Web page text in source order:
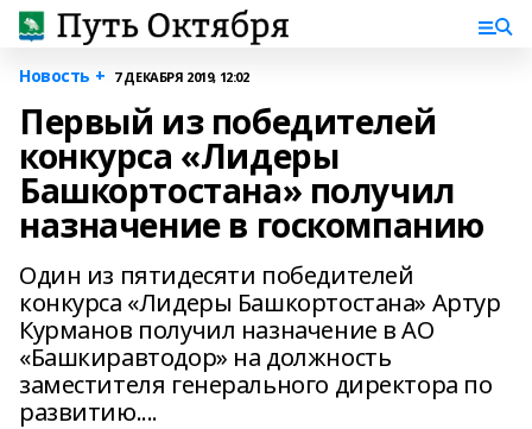
Новость + 7 ДЕКАБРЯ 2019, 12:02
Первый из победителей
конкурса «Лидеры
Башкортостана» получил
назначение в госкомпанию
Один из пятидесяти победителей
конкурса «Лидеры Башкортостана» Артур
Курманов получил назначение в АО
«Башкиравтодор» на должность
заместителя генерального директора по
развитию....